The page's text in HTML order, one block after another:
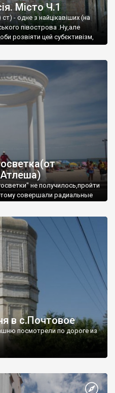
Місто Ч.1
- одне з найцікавіших (на
півострова .Ну,але
розвіяти цей субєктивізм,
не получилось,пройти
совершали радиальные
в с.Почтовое
посмотрели по дороге из